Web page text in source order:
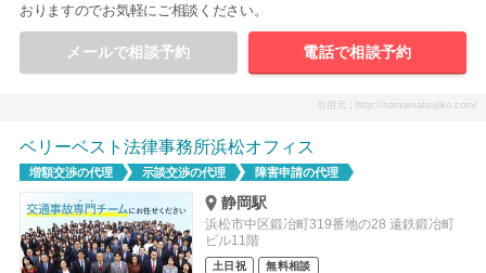
おりますのでお気軽にご相談ください。
メールで相談予約 電話で相談予約
引用元：http://hamamatsujiko.com/
ベリーベスト法律事務所浜松オフィス
増額交渉の代理 示談交渉の代理 障害申請の代理
静岡駅
浜松市中区鍛冶町319番地の28 遠鉄鍛冶町
ビル11階
土日祝 無料相談